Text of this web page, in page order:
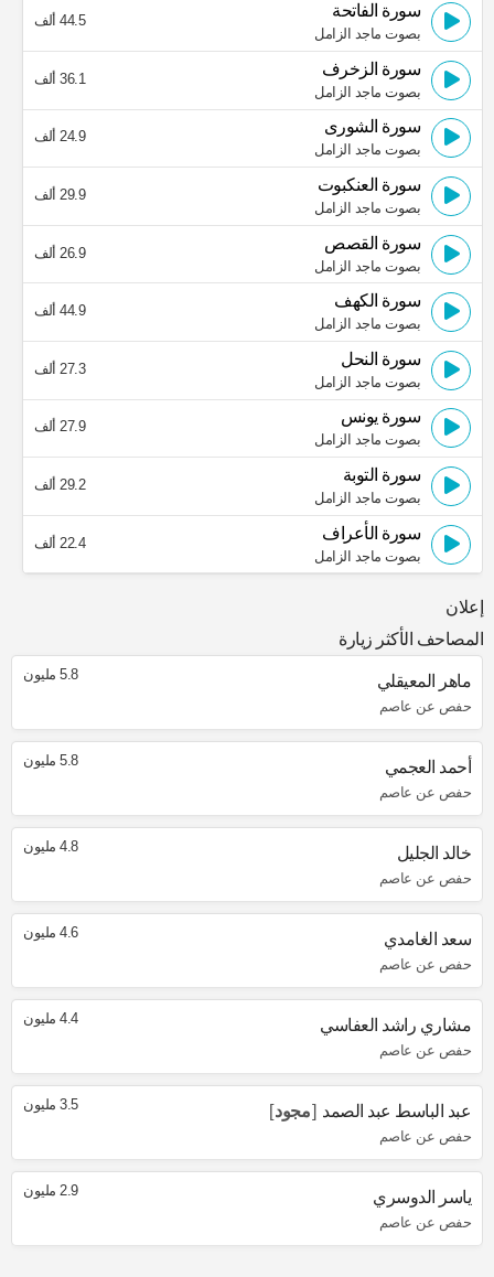
سورة الفاتحة
بصوت ماجد الزامل
44.5 ألف
سورة الزخرف
بصوت ماجد الزامل
36.1 ألف
سورة الشورى
بصوت ماجد الزامل
24.9 ألف
سورة العنكبوت
بصوت ماجد الزامل
29.9 ألف
سورة القصص
بصوت ماجد الزامل
26.9 ألف
سورة الكهف
بصوت ماجد الزامل
44.9 ألف
سورة النحل
بصوت ماجد الزامل
27.3 ألف
سورة يونس
بصوت ماجد الزامل
27.9 ألف
سورة التوبة
بصوت ماجد الزامل
29.2 ألف
سورة الأعراف
بصوت ماجد الزامل
22.4 ألف
إعلان
المصاحف الأكثر زيارة
ماهر المعيقلي
حفص عن عاصم
5.8 مليون
أحمد العجمي
حفص عن عاصم
5.8 مليون
خالد الجليل
حفص عن عاصم
4.8 مليون
سعد الغامدي
حفص عن عاصم
4.6 مليون
مشاري راشد العفاسي
حفص عن عاصم
4.4 مليون
عبد الباسط عبد الصمد مجود
حفص عن عاصم
3.5 مليون
ياسر الدوسري
حفص عن عاصم
2.9 مليون